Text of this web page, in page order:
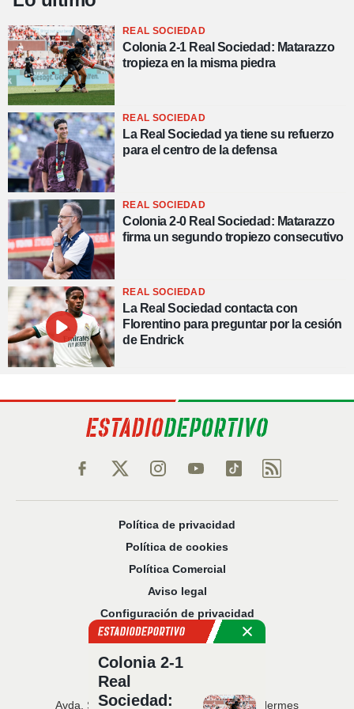
REAL SOCIEDAD
Colonia 2-1 Real Sociedad: Matarazzo
tropieza en la misma piedra
REAL SOCIEDAD
La Real Sociedad ya tiene su refuerzo
para el centro de la defensa
REAL SOCIEDAD
Colonia 2-0 Real Sociedad: Matarazzo
firma un segundo tropiezo consecutivo
REAL SOCIEDAD
La Real Sociedad contacta con
Florentino para preguntar por la cesión
de Endrick
Política de privacidad
Política de cookies
Política Comercial
Aviso legal
Configuración de privacidad
Sobre nosotros
Código Ético
Avda. San Francisco Javier, 22 · Edificio Hermes
Colonia 2-1
Real
Sociedad: